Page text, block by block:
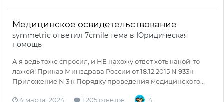
Медицинское освидетельствование
symmetric ответил 7cmile тема в Юридическая
помощь
А я ведь тоже спросил, и НЕ нахожу ответ хоть какой-то
лажей! Приказ Минздрава России от 18.12.2015 N 933н
Приложение N 3 к Порядку проведения медицинского...
4 марта, 2024 1,205 ответов 4